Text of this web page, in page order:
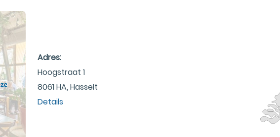
Adres:
Hoogstraat 1
8061 HA, Hasselt
Details